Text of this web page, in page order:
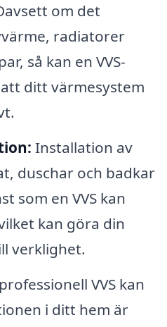
om det
radiatorer
så kan en VVS-
ditt värmesystem
Installation av
duschar och badkar
som en VVS kan
kan göra din
verklighet.
VVS kan
i ditt hem är